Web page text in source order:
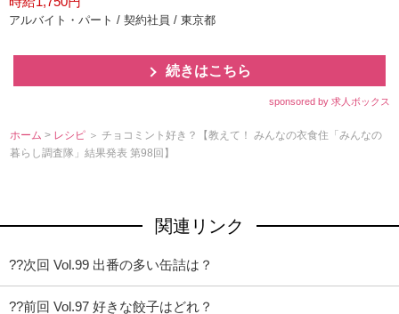
アルバイト・パート / 契約社員 / 東京都
続きはこちら
sponsored by 求人ボックス
ホーム > レシピ ＞ チョコミント好き？【教えて！ みんなの衣食住「みんなの
暮らし調査隊」結果発表 第98回】
関連リンク
??次回 Vol.99 出番の多い缶詰は？
??前回 Vol.97 好きな餃子はどれ？